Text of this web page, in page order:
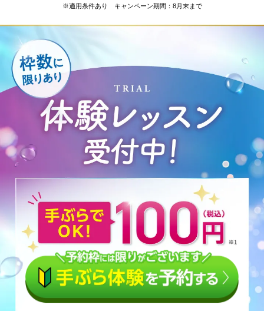
※適用条件あり キャンペーン期間：8月末まで